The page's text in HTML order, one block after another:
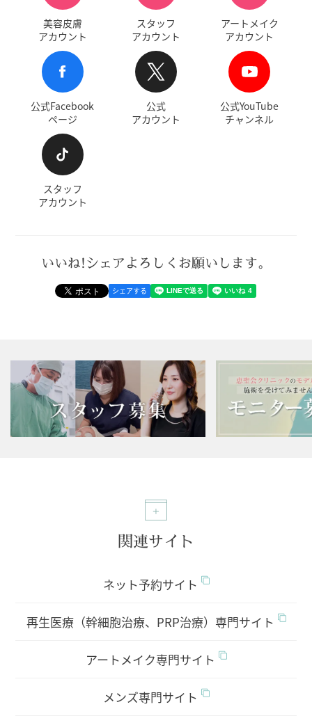
美容皮膚
アカウント
スタッフ
アカウント
アートメイク
アカウント
公式Facebook
ページ
公式
アカウント
公式YouTube
チャンネル
スタッフ
アカウント
いいね!シェアよろしくお願いします。
シェアする
関連サイト
ネット予約サイト
再生医療（幹細胞治療、PRP治療）専門サイト
アートメイク専門サイト
メンズ専門サイト